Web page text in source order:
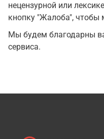
нецензурной или
кнопку "Жалоба", чтобы
Мы будем благодарны
сервиса.